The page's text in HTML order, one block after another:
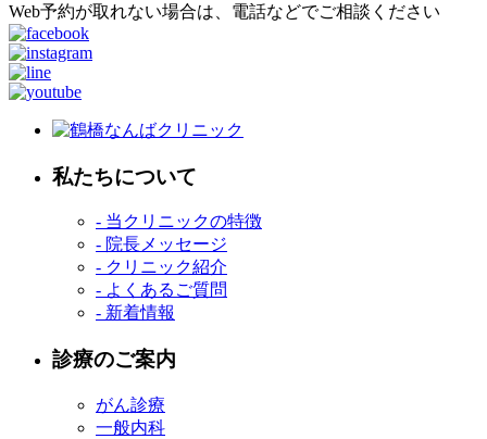
Web予約が取れない場合は、電話などでご相談ください
私たちについて
- 当クリニックの特徴
- 院長メッセージ
- クリニック紹介
- よくあるご質問
- 新着情報
診療のご案内
がん診療
一般内科